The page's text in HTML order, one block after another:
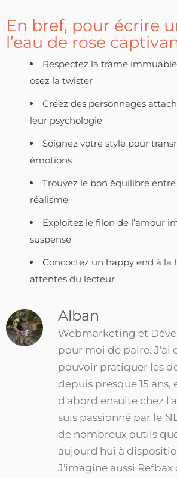
En bref, pour écrire
l’eau de rose
Respectez la trame
osez la twister
Créez des personnages
leur psychologie
Soignez votre style pour
émotions
Trouvez le bon équilibre
réalisme
Exploitez le filon de l’amour
suspense
Concoctez un happy end à la
attentes du lecteur
Alban
Webmarketing et
pour moi de paire. J'ai
pouvoir pratiquer les
depuis presque 15 ans,
d'abord ensuite chez
suis passionné par le
de nombreux outils
aujourd'hui à
J'imagine aussi